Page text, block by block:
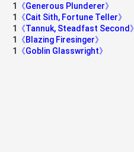
1
《Generous Plunderer》
1
《Cait Sith, Fortune Teller》
1
《Tannuk, Steadfast Second》
1
《Blazing Firesinger》
1
《Goblin Glasswright》